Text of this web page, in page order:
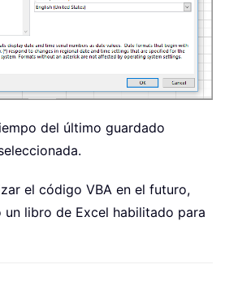
del último guardado
el código VBA en el futuro,
libro de Excel habilitado para